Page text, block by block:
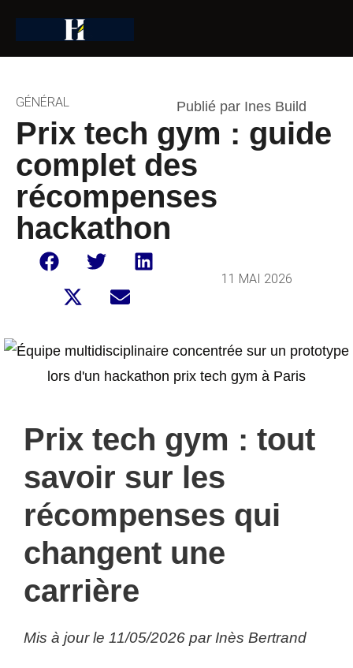
GÉNÉRAL Publié par Ines Build
Prix tech gym : guide
complet des
récompenses
hackathon
11 MAI 2026
Prix tech gym : tout
savoir sur les
récompenses qui
changent une
carrière
Mis à jour le 11/05/2026 par Inès Bertrand